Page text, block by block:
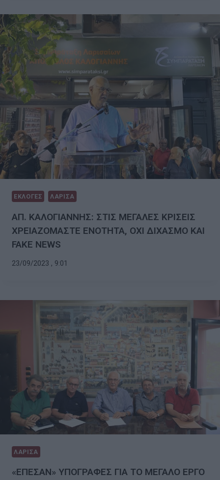
ΕΚΛΟΓΕΣ ΛΑΡΙΣΑ
ΑΠ. ΚΑΛΟΓΙΑΝΝΗΣ: ΣΤΙΣ ΜΕΓΑΛΕΣ ΚΡΙΣΕΙΣ
ΧΡΕΙΑΖΟΜΑΣΤΕ ΕΝΟΤΗΤΑ, ΟΧΙ ΔΙΧΑΣΜΟ ΚΑΙ
FAKE NEWS
23/09/2023 , 9:01
ΛΑΡΙΣΑ
«ΕΠΕΣΑΝ» ΥΠΟΓΡΑΦΕΣ ΓΙΑ ΤΟ ΜΕΓΑΛΟ ΕΡΓΟ